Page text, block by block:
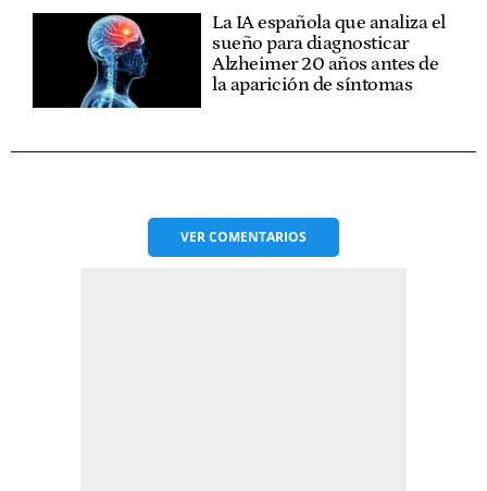
La IA española que analiza el
sueño para diagnosticar
Alzheimer 20 años antes de
la aparición de síntomas
VERCOMENTARIOS